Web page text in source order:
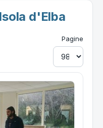
d'Elba
Pagine